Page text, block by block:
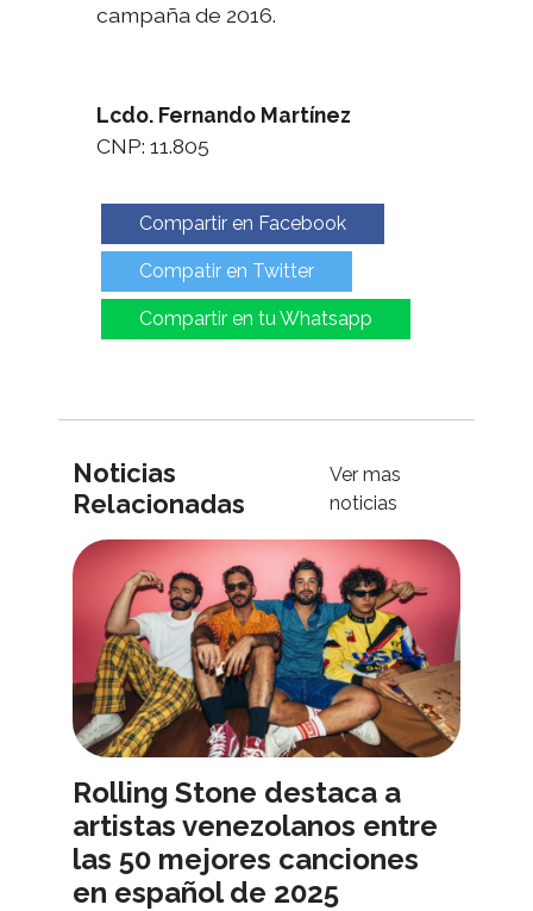
campaña de 2016.
Lcdo. Fernando Martínez
CNP: 11.805
Compartir en Facebook
Compatir en Twitter
Compartir en tu Whatsapp
Noticias
Relacionadas
Ver mas
noticias
Rolling Stone destaca a
artistas venezolanos entre
las 50 mejores canciones
en español de 2025